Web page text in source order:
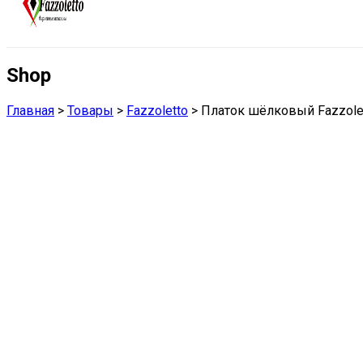
Shop
Главная > Товары > Fazzoletto > Платок шёлковый